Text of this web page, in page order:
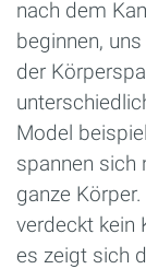
nach dem
beginnen,
der
Model
spannen sich
ganze
verdeckt kein
es zeigt sich